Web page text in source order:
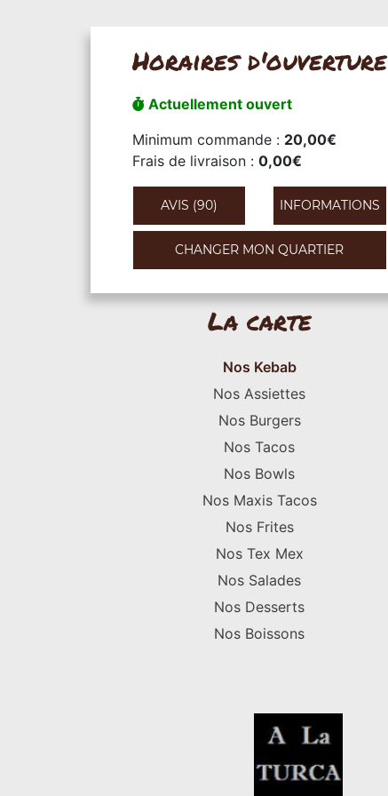
Horaires d'ouverture
Actuellement ouvert
Minimum commande : 20,00€
Frais de livraison : 0,00€
AVIS (90) INFORMATIONS
CHANGER MON QUARTIER
La carte
Nos Kebab
Nos Assiettes
Nos Burgers
Nos Tacos
Nos Bowls
Nos Maxis Tacos
Nos Frites
Nos Tex Mex
Nos Salades
Nos Desserts
Nos Boissons